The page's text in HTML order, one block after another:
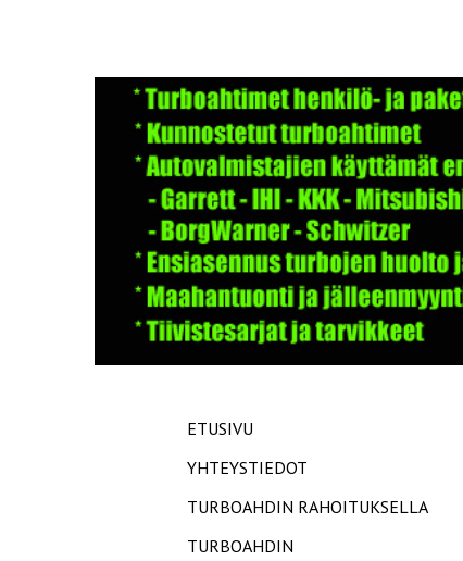
ETUSIVU
YHTEYSTIEDOT
TURBOAHDIN RAHOITUKSELLA
TURBOAHDIN